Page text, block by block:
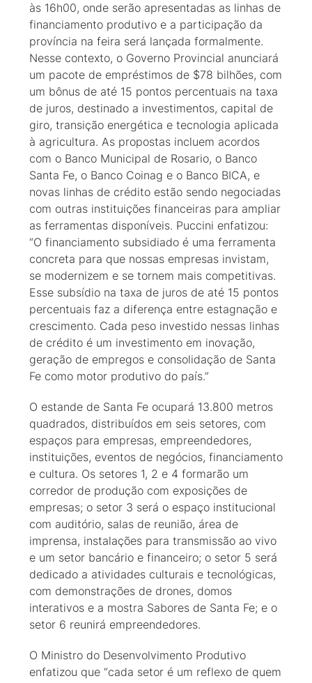
às 16h00, onde serão apresentadas as linhas de
financiamento produtivo e a participação da
província na feira será lançada formalmente.
Nesse contexto, o Governo Provincial anunciará
um pacote de empréstimos de $78 bilhões, com
um bônus de até 15 pontos percentuais na taxa
de juros, destinado a investimentos, capital de
giro, transição energética e tecnologia aplicada
à agricultura. As propostas incluem acordos
com o Banco Municipal de Rosario, o Banco
Santa Fe, o Banco Coinag e o Banco BICA, e
novas linhas de crédito estão sendo negociadas
com outras instituições financeiras para ampliar
as ferramentas disponíveis. Puccini enfatizou:
“O financiamento subsidiado é uma ferramenta
concreta para que nossas empresas invistam,
se modernizem e se tornem mais competitivas.
Esse subsídio na taxa de juros de até 15 pontos
percentuais faz a diferença entre estagnação e
crescimento. Cada peso investido nessas linhas
de crédito é um investimento em inovação,
geração de empregos e consolidação de Santa
Fe como motor produtivo do país.”
O estande de Santa Fe ocupará 13.800 metros
quadrados, distribuídos em seis setores, com
espaços para empresas, empreendedores,
instituições, eventos de negócios, financiamento
e cultura. Os setores 1, 2 e 4 formarão um
corredor de produção com exposições de
empresas; o setor 3 será o espaço institucional
com auditório, salas de reunião, área de
imprensa, instalações para transmissão ao vivo
e um setor bancário e financeiro; o setor 5 será
dedicado a atividades culturais e tecnológicas,
com demonstrações de drones, domos
interativos e a mostra Sabores de Santa Fe; e o
setor 6 reunirá empreendedores.
O Ministro do Desenvolvimento Produtivo
enfatizou que “cada setor é um reflexo de quem